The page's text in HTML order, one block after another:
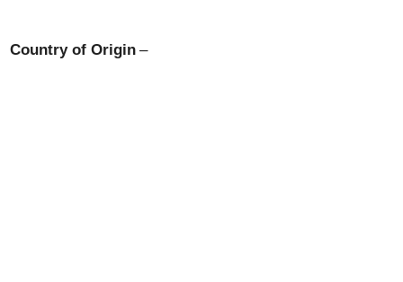
Country of Origin –